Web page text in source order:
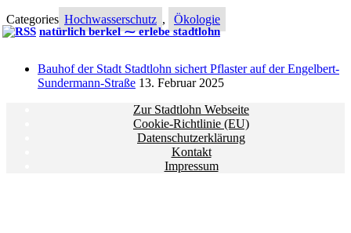
Categories Hochwasserschutz , Ökologie
natürlich berkel ⁓ erlebe stadtlohn
Bauhof der Stadt Stadtlohn sichert Pflaster auf der Engelbert-
Sundermann-Straße 13. Februar 2025
Zur Stadtlohn Webseite
Cookie-Richtlinie (EU)
Datenschutzerklärung
Kontakt
Impressum